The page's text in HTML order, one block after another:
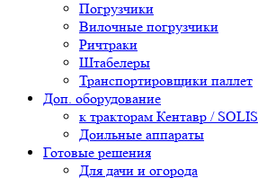
Погрузчики
Вилочные погрузчики
Ричтраки
Штабелеры
Транспортировщики паллет
Доп. оборудование
к тракторам Кентавр / SOLIS
Доильные аппараты
Готовые решения
Для дачи и огорода